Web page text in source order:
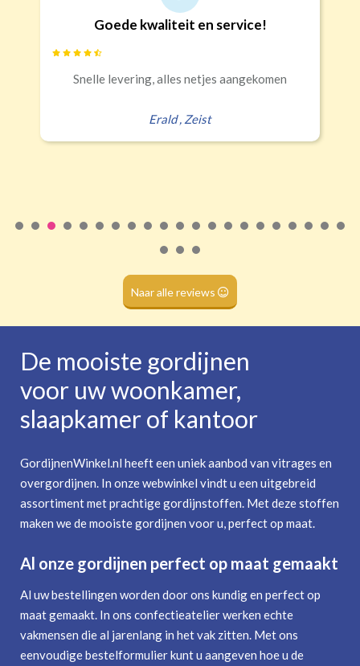
(dubbele tunnel)
Half verduisterend Volledige verduisterend
Goede kwaliteit en service!
Snelle levering, alles netjes aangekomen
Erald, Zeist
Naar alle reviews
De mooiste gordijnen
voor uw woonkamer,
slaapkamer of kantoor
GordijnenWinkel.nl heeft een uniek aanbod van vitrages en
overgordijnen. In onze webwinkel vindt u een uitgebreid
assortiment met prachtige gordijnstoffen. Met deze stoffen
maken we de mooiste gordijnen voor u, perfect op maat.
Al onze gordijnen perfect op maat gemaakt
Al uw bestellingen worden door ons kundig en perfect op
maat gemaakt. In ons confectieatelier werken echte
vakmensen die al jarenlang in het vak zitten. Met ons
eenvoudige bestelformulier kunt u aangeven hoe u de